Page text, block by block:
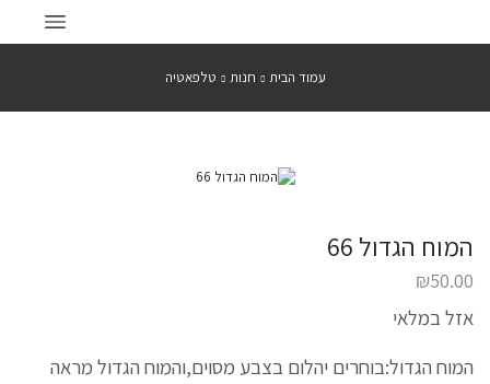
עמוד הבית חנות טלפאטיה
המוח הגדול 66
₪50.00
אזל במלאי
המוח הגדול:בוחרים יהלום בצבע מסוים,והמוח הגדול מראה